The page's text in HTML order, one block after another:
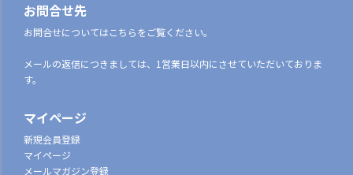
お問合せ先
お問合せについてはこちらをご覧ください。
メールの返信につきましては、1営業日以内にさせていただいておりま
す。
マイページ
新規会員登録
マイページ
メールマガジン登録